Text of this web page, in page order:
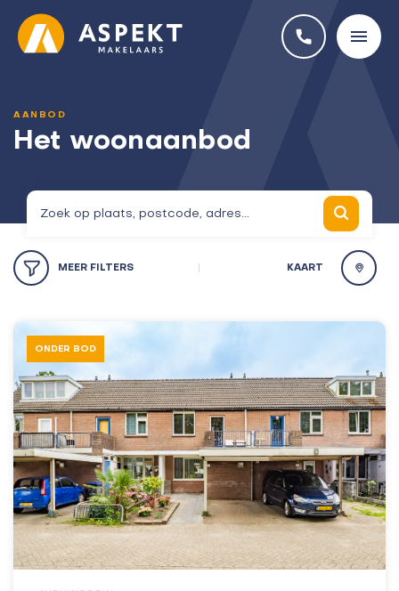
AANBOD
Het woonaanbod
MEERFILTERS KAART
ONDER BOD